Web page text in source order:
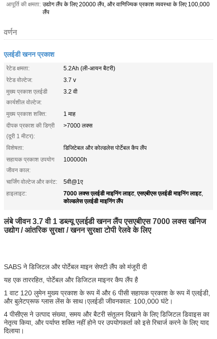
आपूर्ति की क्षमता: उद्योग लैंप के लिए 20000 लैंप, और वाणिज्यिक प्रकाश व्यवस्था के लिए 100,000
लैंप
वर्णन
एलईडी खनन प्रकाश
रेटेड क्षमता:
5.2Ah (ली-आयन बैटरी)
रेटेड वोल्टेज:
3.7 v
मुख्य प्रकाश एलईडी
कार्यशील वोल्टेज:
3.2 वी
मुख्य प्रकाश शक्ति:
1 माह
दीपक प्रकाश की डिग्री
(दूरी 1 मीटर):
>7000 लक्स
विशेषता:
डिजिटेबल और कोल्डलेस पोर्टेबल कैप लैंप
सहायक प्रकाश उपयोग
जीवन काल:
100000h
चार्जिंग वोल्टेज और करंट:
5वी@1ए
हाइलाइट:
7000 लक्स एलईडी माइनिंग लाइट,एसएबीएस एलईडी माइनिंग लाइट,
कोल्डलेस एलईडी माइनिंग लैंप
लंबे जीवन 3.7 वी 1 डब्ल्यू एलईडी खनन लैंप एसएबीएस 7000 लक्स खनिज
उद्योग / आंतरिक सुरक्षा / खनन सुरक्षा टोपी रेलवे के लिए
SABS ने डिजिटल और पोर्टेबल माइन सेफ्टी लैंप को मंजूरी दी
यह एक ताररहित, पोर्टेबल और डिजिटल माइनर कैप लैंप है
1 वाट 120 लुमेन मुख्य प्रकाश के रूप में और 6 पीसी सहायक प्रकाश के रूप में एलईडी,
और बुलेटप्रूफ ग्लास लेंस के साथ।एलईडी जीवनकाल: 100,000 घंटे।
4 पीसीएस ने उत्पाद संख्या, समय और बैटरी संतुलन दिखाने के लिए डिजिटल डिवाइस का
नेतृत्व किया, और पर्याप्त शक्ति नहीं होने पर उपयोगकर्ता को इसे रिचार्ज करने के लिए याद
दिलाया।